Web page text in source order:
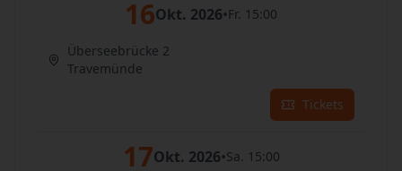
16Okt. 2026•Fr. 15:00
Überseebrücke 2
Travemünde
Tickets
17Okt. 2026•Sa. 15:00